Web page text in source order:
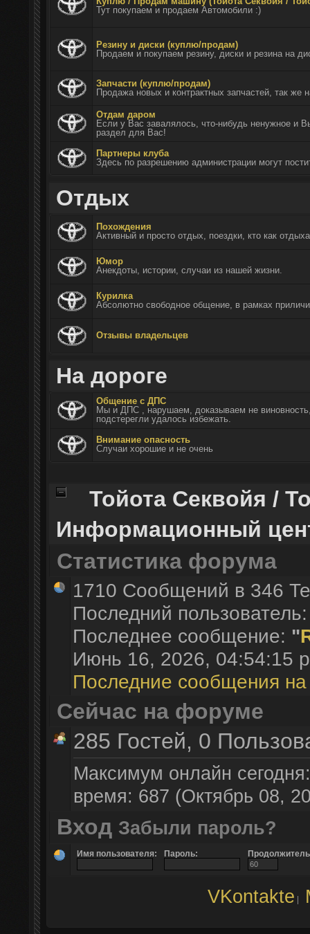
Тут покупаем и продаем Автомобили :)
Резину и диски (куплю/продам)
Продаем и покупаем резину, диски и резина на
Запчасти (куплю/продам)
Продажа новых и контрактных запчастей, так же
Отдам даром
Если у Вас завалялось, что-нибудь ненужное и
раздел для Вас!
Партнеры клуба
Здесь по разрешению администрации могут
Отдых
Похождения
Активный и просто отдых, поездки, кто как
Юмор
Анекдоты, истории, случаи из нашей жизни.
Курилка
Aбсолютно свободное общение, в рамках
Отзывы владельцев
На дороге
Общение с ДПС
Мы и ДПС , нарушаем, доказываем не
подстерегли удалось избежать.
Внимание опасность
Случаи хорошие и не очень
Тойота Секвойя /
Информационный
Статистика форума
1710 Сообщений в 346
Последний
Последнее сообщение: "
Июнь 16, 2026, 04:54:15
Последние сообщения
Сейчас на форуме
285 Гостей, 0
Максимум онлайн
время: 687 (Октябрь 08,
Вход Забыли пароль?
Имя пользователя: Пароль:
VKontakte